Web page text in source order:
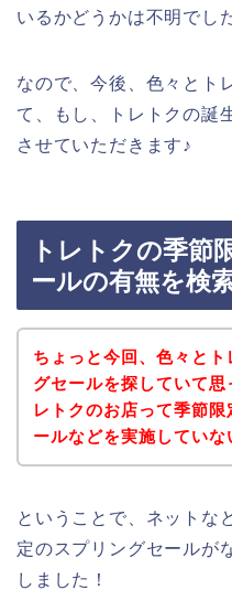
いるかどうかは不明でし
なので、今後、色々とト
て、もし、トレトクの誕
させていただきます♪
トレトクの季節
ールの有無を検
ちょっと今回、色々と
グセールを探していて思
レトクのお店って季節
ールなどを実施していな
ということで、ネットな
定のスプリングセールが
しました！